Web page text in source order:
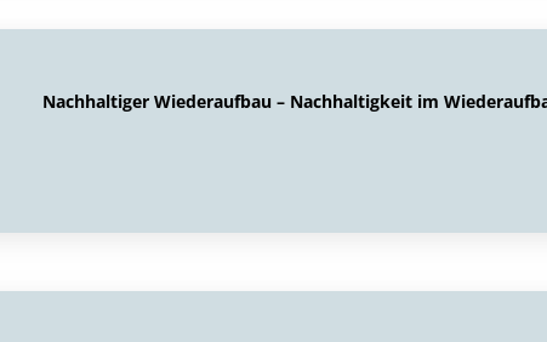
Nachhaltiger Wiederaufbau – Nachhaltigkeit im